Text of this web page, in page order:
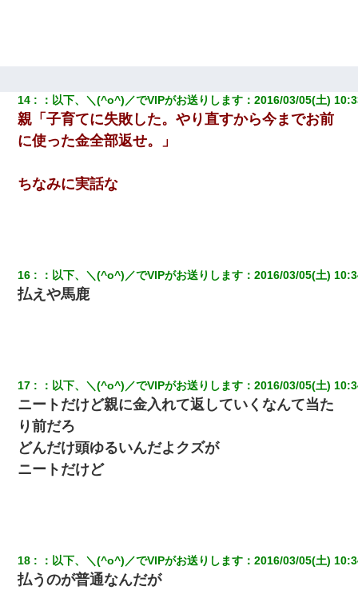
ケーキバイキングにいた単独の50くらいのオッサン、強烈だっ
た。
【身体で払わせて】女友達「ごめん、何も言わずにお金貸してく
い……」俺「ほい！10万！」→
ターリモコンあるだろ？DOWNのボタン押してｗ」→ 待つこと１
時間弱・・・
なかった。妹を抱き締めて「ﾀﾋんじゃうよ」って泣いてたら…
14 ： 以下、＼(^o^)／でVIPがお送りします ：2016/03/05(土)
親「子育てに失敗した。やり直すから今までお前
に使った金全部返せ。」
ちなみに実話な
16 ： 以下、＼(^o^)／でVIPがお送りします ：2016/03/05(土)
払えや馬鹿
17 ： 以下、＼(^o^)／でVIPがお送りします ：2016/03/05(土)
ニートだけど親に金入れて返していくなんて当た
り前だろ
どんだけ頭ゆるいんだよクズが
ニートだけど
18 ： 以下、＼(^o^)／でVIPがお送りします ：2016/03/05(土)
払うのが普通なんだが